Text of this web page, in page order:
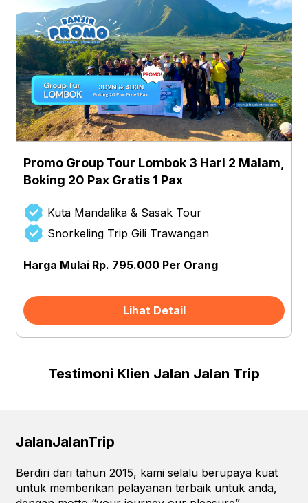
Promo Group Tour Lombok 3 Hari 2 Malam,
Boking 20 Pax Gratis 1 Pax
Kuta Mandalika & Sasak Tour
Snorkeling Trip Gili Trawangan
Harga Mulai Rp. 795.000 Per Orang
Lihat Detail
Testimoni Klien Jalan Jalan Trip
JalanJalanTrip
Berdiri dari tahun 2015, kami selalu berupaya kuat
untuk memberikan pelayanan terbaik untuk anda,